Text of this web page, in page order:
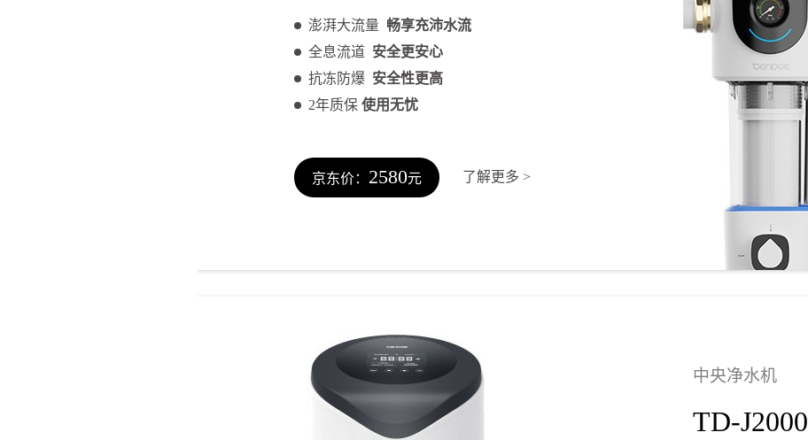
澎湃大流量 畅享充沛水流
全息流道 安全更安心
抗冻防爆 安全性更高
2年质保 使用无忧
京东价： 2580元 了解更多 >
中央净水机
TD-J2000